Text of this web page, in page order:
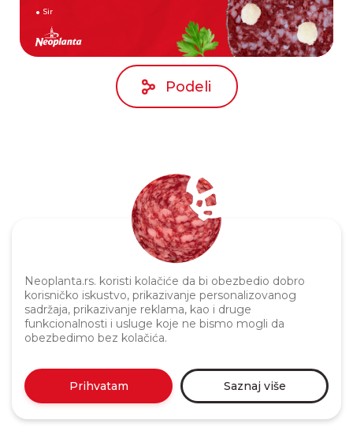
Neoplanta.rs. koristi kolačiće da bi obezbedio dobro
korisničko iskustvo, prikazivanje personalizovanog
sadržaja, prikazivanje reklama, kao i druge
funkcionalnosti i usluge koje ne bismo mogli da
obezbedimo bez kolačića.
Prihvatam Saznaj više
Sir
Podeli